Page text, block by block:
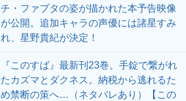
チ・ファプタの姿が描かれた本予告映像
が公開。追加キャラの声優には諸星すみ
れ、星野貴紀が決定！
『このすば』最新刊23巻。手錠で繋がれ
たカズマとダクネス。納税から逃れるた
め禁断の策へ…（ネタバレあり）【この